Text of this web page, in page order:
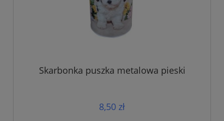
Skarbonka puszka metalowa pieski
8,50 zł